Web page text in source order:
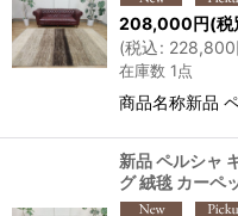
208,000円(税
(税込: 228,800
在庫数 1点
商品名称新品
新品 ペルシャ
グ 絨毯 カーペ